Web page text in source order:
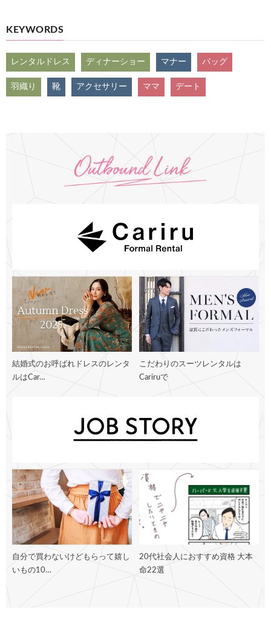
KEYWORDS
レンタルドレス ディナーショー マナー バッグ
羽織り 靴 アクセサリー ママ デート
結婚式のお呼ばれドレスのレンタ
ルはCar…
こだわりのスーツレンタルは
Cariruで
自分で買わないけどもらって嬉し
いもの10…
20代社会人におすすめ資格 大本
命22選